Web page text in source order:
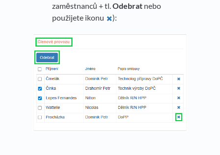
zaměstnanců + tl.Odebrat nebo
použijete ikonu
):